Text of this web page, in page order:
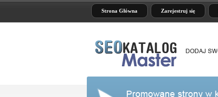
Strona Główna Zarejestruj się